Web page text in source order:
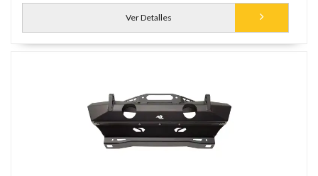
Ver Detalles